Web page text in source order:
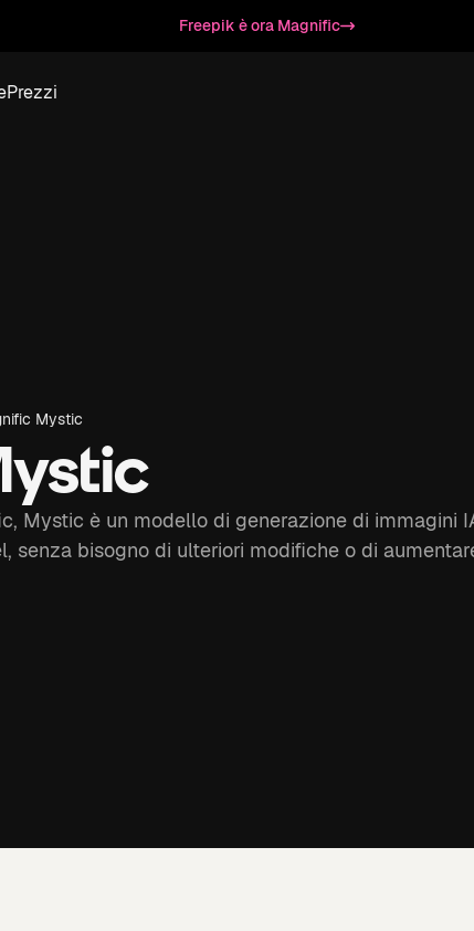
Freepik è ora Magnific
Prezzi
Mystic
Mystic è un modello di generazione di immagini
senza bisogno di ulteriori modifiche o di